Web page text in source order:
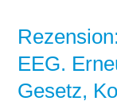
EEG.
Gesetz,